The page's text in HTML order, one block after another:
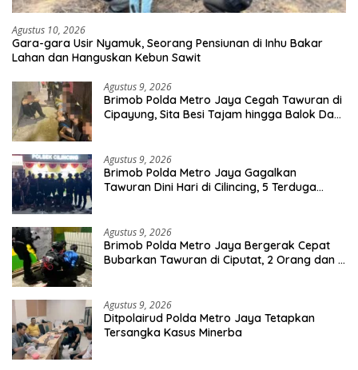
Agustus 10, 2026
Gara-gara Usir Nyamuk, Seorang Pensiunan di Inhu Bakar
Lahan dan Hanguskan Kebun Sawit
Agustus 9, 2026
Brimob Polda Metro Jaya Cegah Tawuran di
Cipayung, Sita Besi Tajam hingga Balok Dan
Agustus 9, 2026
Brimob Polda Metro Jaya Gagalkan
Tawuran Dini Hari di Cilincing, 5 Terduga
Agustus 9, 2026
Brimob Polda Metro Jaya Bergerak Cepat
Bubarkan Tawuran di Ciputat, 2 Orang dan 3
Agustus 9, 2026
Ditpolairud Polda Metro Jaya Tetapkan
Tersangka Kasus Minerba